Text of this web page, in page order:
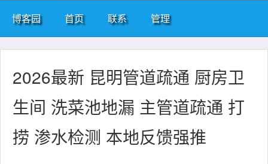
博客园 首页 联系 管理
2026最新 昆明管道疏通 厨房卫
生间 洗菜池地漏 主管道疏通 打
捞 渗水检测 本地反馈强推